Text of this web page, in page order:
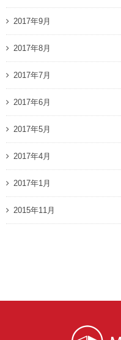
2017年9月
2017年8月
2017年7月
2017年6月
2017年5月
2017年4月
2017年1月
2015年11月